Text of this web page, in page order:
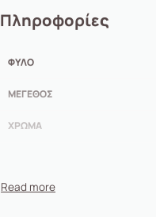
Πληροφορίες
ΦΎΛΟ
ΜΈΓΕΘΟΣ
ΧΡΏΜΑ